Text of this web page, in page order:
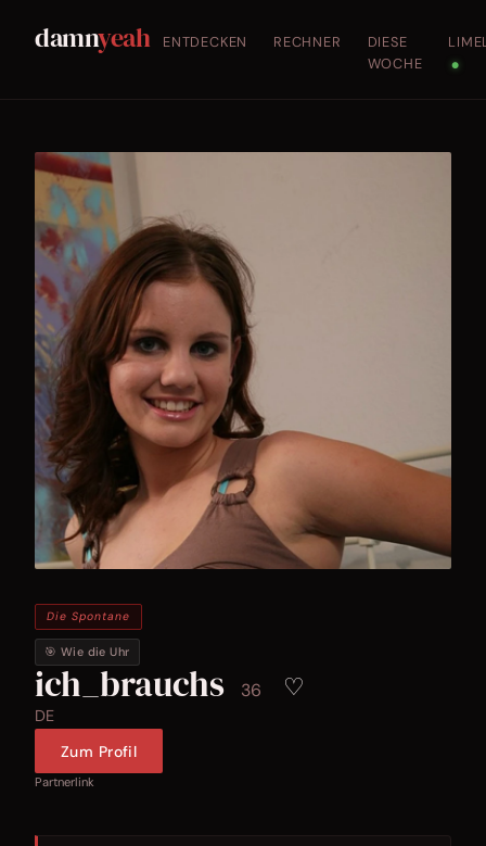
damnyeah ENTDECKEN RECHNER
DIESE
WOCHE
●
Die Spontane
🎯 Wie die Uhr
ich_brauchs 36 ♡
DE
Zum Profil
Partnerlink